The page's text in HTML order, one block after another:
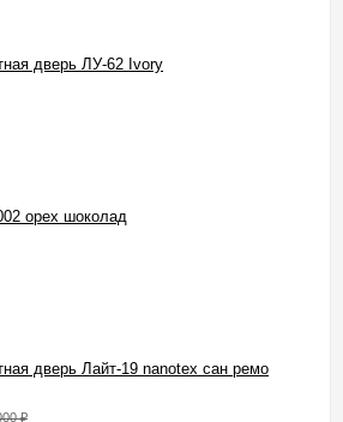
дверь ЛУ-62 Ivory
орех шоколад
дверь Лайт-19 nanotex сан ремо
₽